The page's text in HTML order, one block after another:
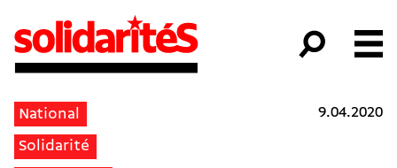
National
Solidarité
9.04.2020